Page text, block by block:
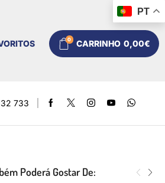
0 CARRINHO 0,00€
733
Poderá Gostar De:
PT